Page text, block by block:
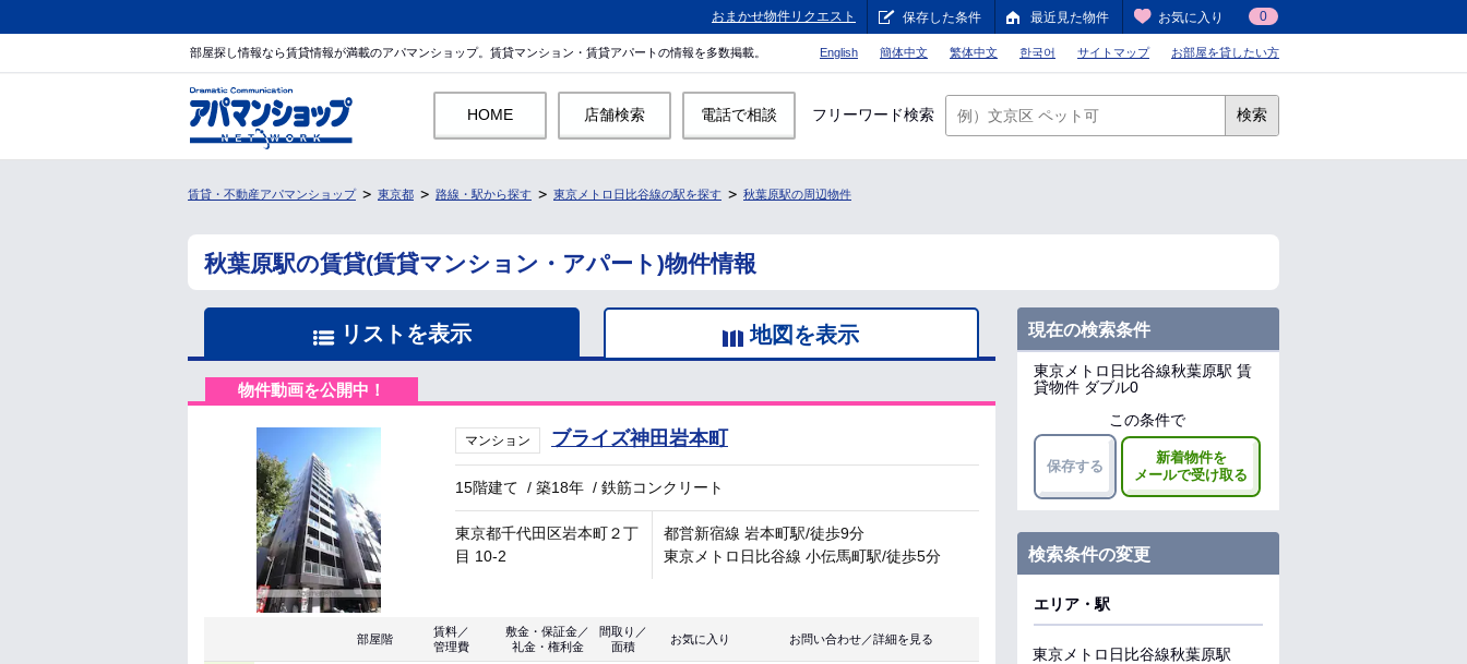
おまかせ物件リクエスト 保存した条件 最近見た物件 お気に入り 0
部屋探し情報なら賃貸情報が満載のアパマンショップ。賃貸マンション・賃貸アパートの情報を多数掲載。 English 簡体中文 繁体中文 한국어 サイトマップ お部屋を貸したい方
HOME 店舗検索 電話で相談 フリーワード検索 検索
賃貸・不動産アパマンショップ 東京都 路線・駅から探す 東京メトロ日比谷線の駅を探す 秋葉原駅の周辺物件
秋葉原駅の賃貸(賃貸マンション・アパート)物件情報
リストを表示 地図を表示
物件動画を公開中！
マンション ブライズ神田岩本町
15階建て /築18年 /鉄筋コンクリート
東京都千代田区岩本町２丁
目 10-2
都営新宿線 岩本町駅/徒歩9分
東京メトロ日比谷線 小伝馬町駅/徒歩5分
部屋階
賃料／
管理費
敷金・保証金／
礼金・権利金
間取り／
面積
お気に入り お問い合わせ／詳細を見る
現在の検索条件
東京メトロ日比谷線秋葉原駅 賃
貸物件 ダブル0
この条件で
保存する
新着物件を
メールで受け取る
検索条件の変更
エリア・駅
東京メトロ日比谷線秋葉原駅